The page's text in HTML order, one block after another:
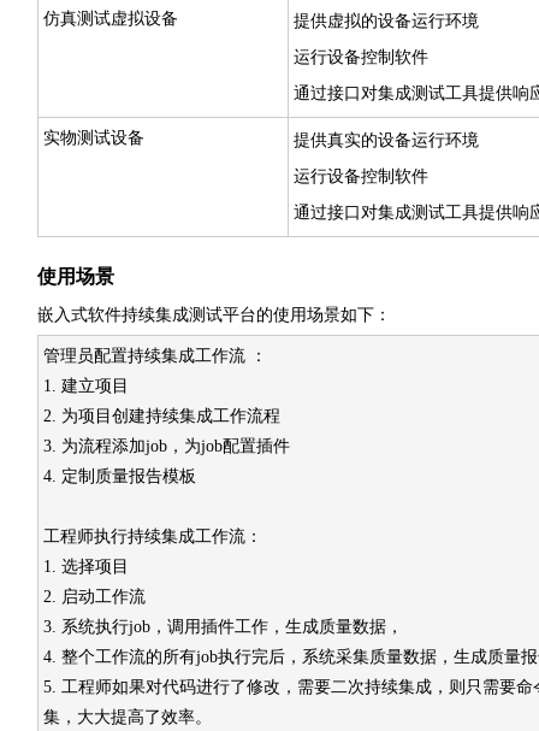
仿真测试虚拟设备
提供虚拟的设备运行环境
运行设备控制软件
通过接口对集成测试工具提供响
实物测试设备
提供真实的设备运行环境
运行设备控制软件
通过接口对集成测试工具提供响
使用场景
嵌入式软件持续集成测试平台的使用场景如下：
管理员配置持续集成工作流 ：
1. 建立项目
2. 为项目创建持续集成工作流程
3. 为流程添加job，为job配置插件
4. 定制质量报告模板
工程师执行持续集成工作流：
1. 选择项目
2. 启动工作流
3. 系统执行job，调用插件工作，生成质量数据，
4. 整个工作流的所有job执行完后，系统采集质量数据，生成质量
5. 工程师如果对代码进行了修改，需要二次持续集成，则只需要
集，大大提高了效率。